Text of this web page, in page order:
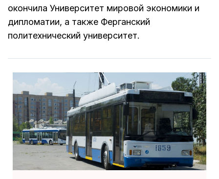
окончила Университет мировой экономики и
дипломатии, а также Ферганский
политехнический университет.